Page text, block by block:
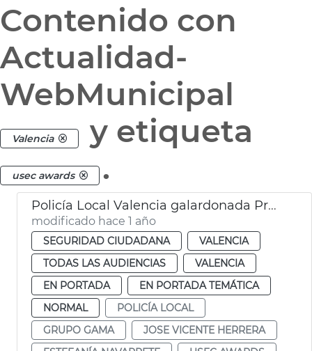
Contenido con
Actualidad-
WebMunicipal
Valencia y etiqueta
usec awards .
Policía Local Valencia galardonada Premios USEC
modificado hace 1 año
SEGURIDAD CIUDADANA
VALENCIA
TODAS LAS AUDIENCIAS
VALENCIA
EN PORTADA
EN PORTADA TEMÁTICA
NORMAL
POLICÍA LOCAL
GRUPO GAMA
JOSE VICENTE HERRERA